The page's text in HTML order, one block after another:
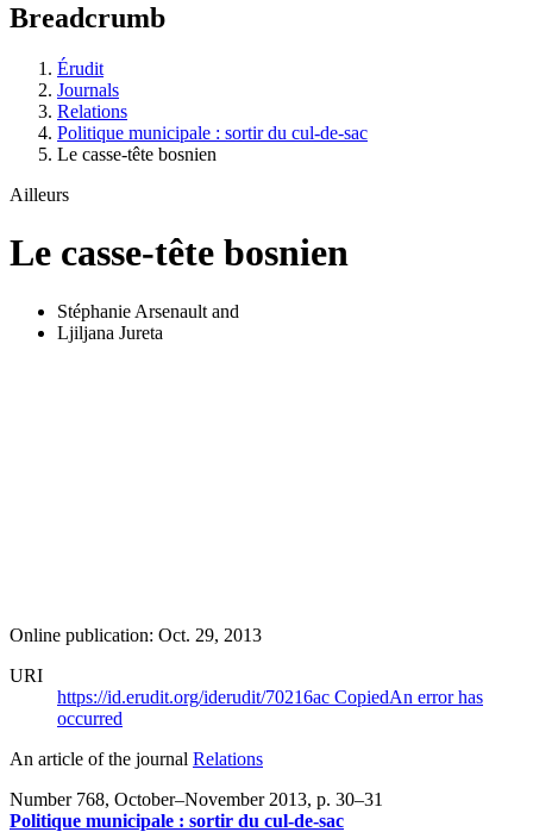
Breadcrumb
Érudit
Journals
Relations
Politique municipale : sortir du cul-de-sac
Le casse-tête bosnien
Ailleurs
Le casse-tête bosnien
Stéphanie Arsenault and
Ljiljana Jureta
Online publication: Oct. 29, 2013
URI
https://id.erudit.org/iderudit/70216ac CopiedAn error has
occurred
An article of the journal Relations
Number 768, October–November 2013, p. 30–31
Politique municipale : sortir du cul-de-sac